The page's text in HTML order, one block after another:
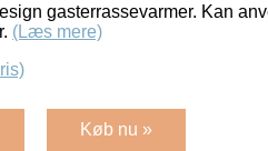
gasterrassevarmer. Kan
(Læs mere)
Køb nu »